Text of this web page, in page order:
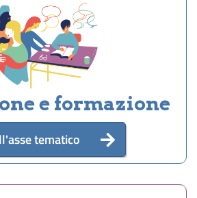
e formazione
tematico